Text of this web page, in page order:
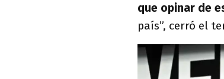
que opinar de
país”, cerró el